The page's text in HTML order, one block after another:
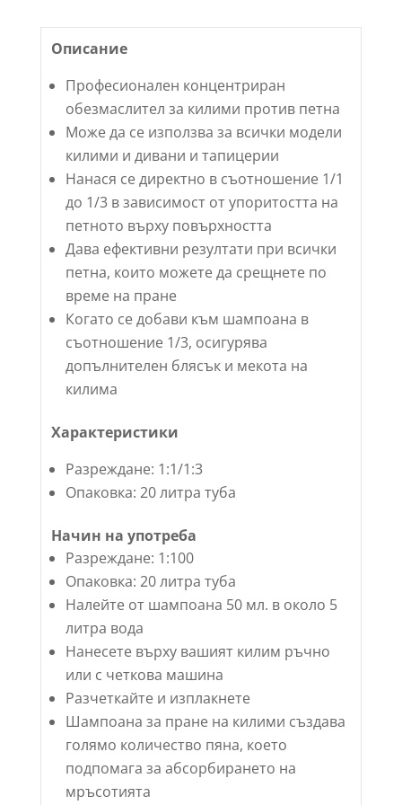
Описание
Професионален концентриран
обезмаслител за килими против петна
Може да се използва за всички модели
килими и дивани и тапицерии
Нанася се директно в съотношение 1/1
до 1/3 в зависимост от упоритостта на
петното върху повърхността
Дава ефективни резултати при всички
петна, които можете да срещнете по
време на пране
Когато се добави към шампоана в
съотношение 1/3, осигурява
допълнителен блясък и мекота на
килима
Характеристики
Разреждане: 1:1/1:3
Опаковка: 20 литра туба
Начин на употреба
Разреждане: 1:100
Опаковка: 20 литра туба
Налейте от шампоана 50 мл. в около 5
литра вода
Нанесете върху вашият килим ръчно
или с четкова машина
Разчеткайте и изплакнете
Шампоана за пране на килими създава
голямо количество пяна, което
подпомага за абсорбирането на
мръсотията